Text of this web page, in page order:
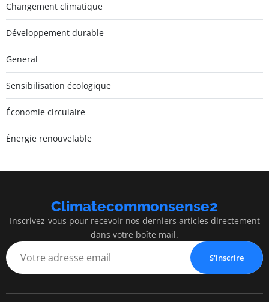
Changement climatique
Développement durable
General
Sensibilisation écologique
Économie circulaire
Énergie renouvelable
Climatecommonsense2
Inscrivez-vous pour recevoir nos derniers articles directement
dans votre boîte mail.
S'inscrire